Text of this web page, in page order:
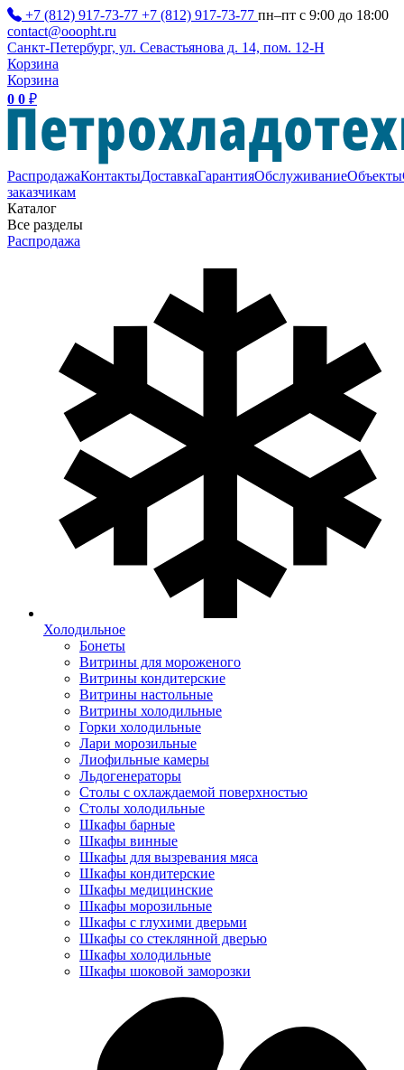
+7 (812) 917-73-77 +7 (812) 917-73-77 пн–пт с 9:00 до 18:00
contact@ooopht.ru
Санкт-Петербург, ул. Севастьянова д. 14, пом. 12-Н
Корзина
Корзина
0 0 ₽
РаспродажаКонтактыДоставкаГарантияОбслуживаниеОбъекты
заказчикам
Каталог
Все разделы
Распродажа
Холодильное
Бонеты
Витрины для мороженого
Витрины кондитерские
Витрины настольные
Витрины холодильные
Горки холодильные
Лари морозильные
Лиофильные камеры
Льдогенераторы
Столы с охлаждаемой поверхностью
Столы холодильные
Шкафы барные
Шкафы винные
Шкафы для вызревания мяса
Шкафы кондитерские
Шкафы медицинские
Шкафы морозильные
Шкафы с глухими дверьми
Шкафы со стеклянной дверью
Шкафы холодильные
Шкафы шоковой заморозки